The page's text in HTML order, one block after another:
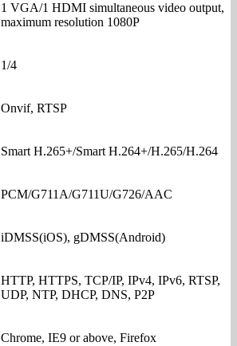
1 VGA/1 HDMI simultaneous video output,
maximum resolution 1080P
1/4
Onvif, RTSP
Smart H.265+/Smart H.264+/H.265/H.264
PCM/G711A/G711U/G726/AAC
iDMSS(iOS), gDMSS(Android)
HTTP, HTTPS, TCP/IP, IPv4, IPv6, RTSP,
UDP, NTP, DHCP, DNS, P2P
Chrome, IE9 or above, Firefox